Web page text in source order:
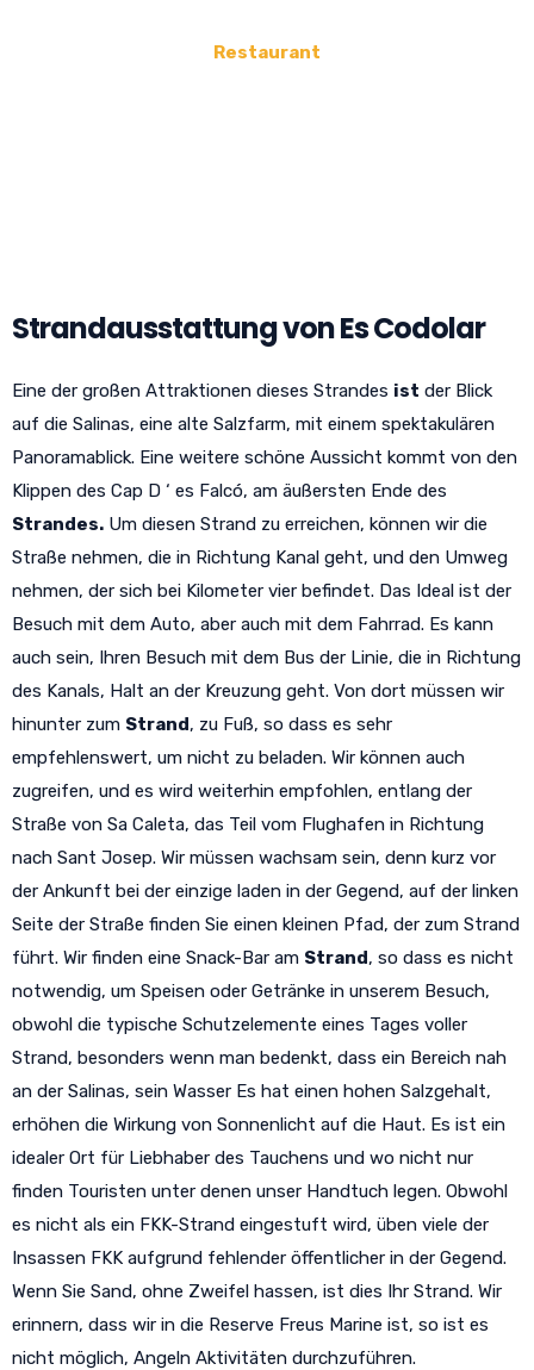
Restaurant
Strandausstattung von Es Codolar
Eine der großen Attraktionen dieses Strandes ist der Blick
auf die Salinas, eine alte Salzfarm, mit einem spektakulären
Panoramablick. Eine weitere schöne Aussicht kommt von den
Klippen des Cap D ‘ es Falcó, am äußersten Ende des
Strandes. Um diesen Strand zu erreichen, können wir die
Straße nehmen, die in Richtung Kanal geht, und den Umweg
nehmen, der sich bei Kilometer vier befindet. Das Ideal ist der
Besuch mit dem Auto, aber auch mit dem Fahrrad. Es kann
auch sein, Ihren Besuch mit dem Bus der Linie, die in Richtung
des Kanals, Halt an der Kreuzung geht. Von dort müssen wir
hinunter zum Strand, zu Fuß, so dass es sehr
empfehlenswert, um nicht zu beladen. Wir können auch
zugreifen, und es wird weiterhin empfohlen, entlang der
Straße von Sa Caleta, das Teil vom Flughafen in Richtung
nach Sant Josep. Wir müssen wachsam sein, denn kurz vor
der Ankunft bei der einzige laden in der Gegend, auf der linken
Seite der Straße finden Sie einen kleinen Pfad, der zum Strand
führt. Wir finden eine Snack-Bar am Strand, so dass es nicht
notwendig, um Speisen oder Getränke in unserem Besuch,
obwohl die typische Schutzelemente eines Tages voller
Strand, besonders wenn man bedenkt, dass ein Bereich nah
an der Salinas, sein Wasser Es hat einen hohen Salzgehalt,
erhöhen die Wirkung von Sonnenlicht auf die Haut. Es ist ein
idealer Ort für Liebhaber des Tauchens und wo nicht nur
finden Touristen unter denen unser Handtuch legen. Obwohl
es nicht als ein FKK-Strand eingestuft wird, üben viele der
Insassen FKK aufgrund fehlender öffentlicher in der Gegend.
Wenn Sie Sand, ohne Zweifel hassen, ist dies Ihr Strand. Wir
erinnern, dass wir in die Reserve Freus Marine ist, so ist es
nicht möglich, Angeln Aktivitäten durchzuführen.